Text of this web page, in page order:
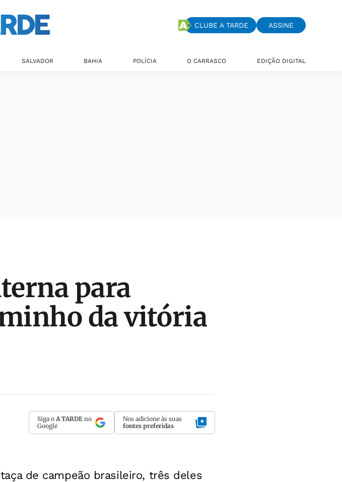
CLUBE A TARDE ASSINE
SALVADOR BAHIA POLÍCIA O CARRASCO EDIÇÃO DIGITAL
para
da vitória
Siga o A TARDE no
Google
Nos adicione às suas
fontes preferidas
de campeão brasileiro, três deles